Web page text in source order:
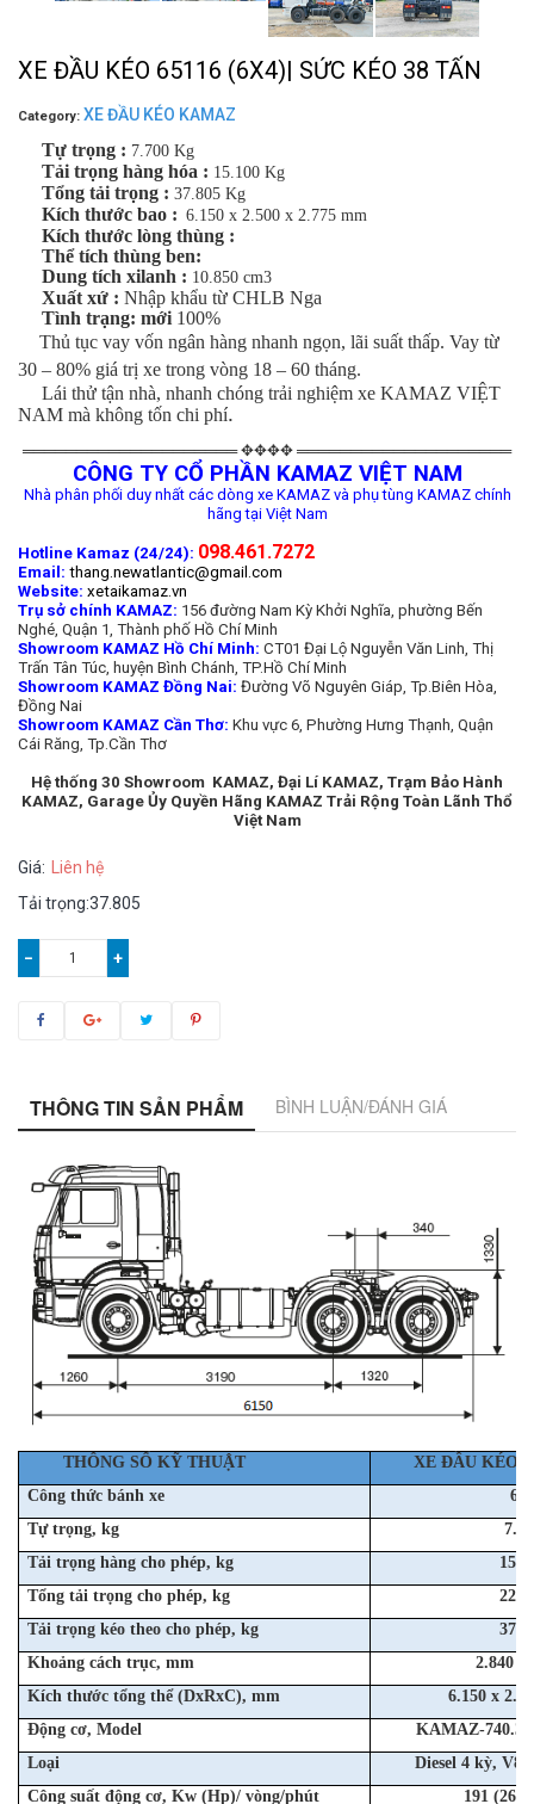
XE ĐẦU KÉO 65116 (6X4)| SỨC KÉO 38 TẤN
Category: XE ĐẦU KÉO KAMAZ
Tự trọng : 7.700 Kg
Tải trọng hàng hóa : 15.100 Kg
Tổng tải trọng : 37.805 Kg
Kích thước bao : 6.150 x 2.500 x 2.775 mm
Kích thước lòng thùng :
Thể tích thùng ben:
Dung tích xilanh : 10.850 cm3
Xuất xứ : Nhập khẩu từ CHLB Nga
Tình trạng: mới 100%
Thủ tục vay vốn ngân hàng nhanh ngọn, lãi suất thấp. Vay từ
30 – 80% giá trị xe trong vòng 18 – 60 tháng.
Lái thử tận nhà, nhanh chóng trải nghiệm xe KAMAZ VIỆT
NAM mà không tốn chi phí.
════════════════════ ✥✥✥✥ ════════════════════
CÔNG TY CỔ PHẦN KAMAZ VIỆT NAM
Nhà phân phối duy nhất các dòng xe KAMAZ và phụ tùng KAMAZ chính
hãng tại Việt Nam
Hotline Kamaz (24/24): 098.461.7272
Email: thang.newatlantic@gmail.com
Website: xetaikamaz.vn
Trụ sở chính KAMAZ: 156 đường Nam Kỳ Khởi Nghĩa, phường Bến
Nghé, Quận 1, Thành phố Hồ Chí Minh
Showroom KAMAZ Hồ Chí Minh: CT01 Đại Lộ Nguyễn Văn Linh, Thị
Trấn Tân Túc, huyện Bình Chánh, TP.Hồ Chí Minh
Showroom KAMAZ Đồng Nai: Đường Võ Nguyên Giáp, Tp.Biên Hòa,
Đồng Nai
Showroom KAMAZ Cần Thơ: Khu vực 6, Phường Hưng Thạnh, Quận
Cái Răng, Tp.Cần Thơ
Hệ thống 30 Showroom KAMAZ, Đại Lí KAMAZ, Trạm Bảo Hành
KAMAZ, Garage Ủy Quyền Hãng KAMAZ Trải Rộng Toàn Lãnh Thổ
Việt Nam
Giá:
Liên hệ
Tải trọng:37.805
− +
THÔNG TIN SẢN PHẨM BÌNH LUẬN/ĐÁNH GIÁ
THÔNG SỐ KỸ THUẬT
XE ĐẦU KÉO
Công thức bánh xe
6x4
Tự trọng, kg
Tải trọng hàng cho phép, kg
Tổng tải trọng cho phép, kg
Tải trọng kéo theo cho phép, kg
Khoảng cách trục, mm
2.840 +
Kích thước tổng thể (DxRxC), mm
6.150 x
Động cơ, Model
KAMAZ-
Loại
Diesel 4 kỳ, V8
Công suất động cơ, Kw (Hp)/ vòng/phút
191